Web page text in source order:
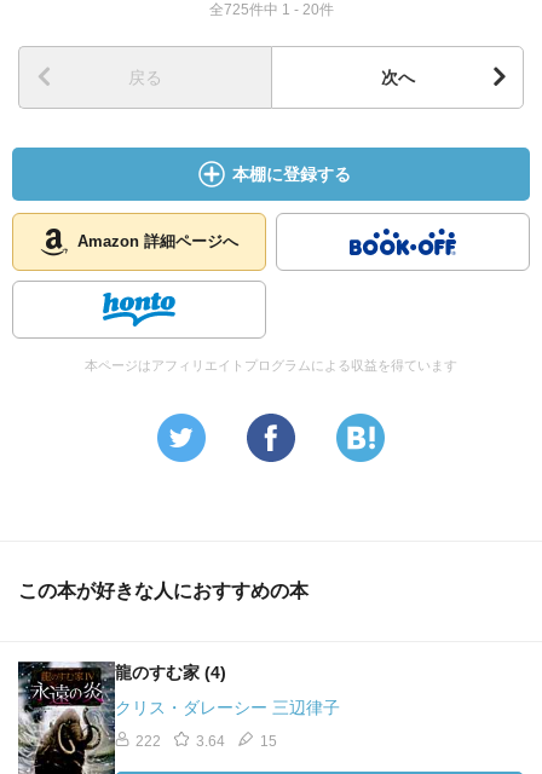
全725件中 1 - 20件
戻る 次へ
本棚に登録する
Amazon 詳細ページへ
本ページはアフィリエイトプログラムによる収益を得ています
この本が好きな人におすすめの本
龍のすむ家 (4)
クリス・ダレーシー 三辺律子
222 3.64 15